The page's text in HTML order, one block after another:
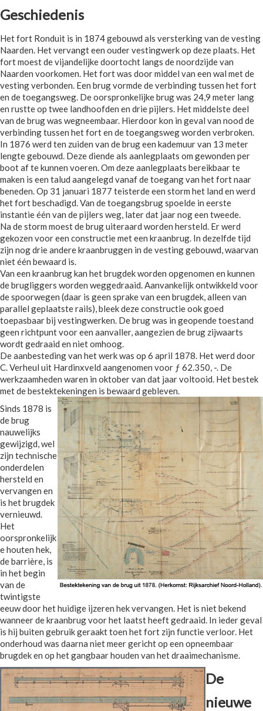
Geschiedenis
Het fort Ronduit is in 1874 gebouwd als versterking van de vesting
Naarden. Het vervangt een ouder vestingwerk op deze plaats. Het
fort moest de vijandelijke doortocht langs de noordzijde van
Naarden voorkomen. Het fort was door middel van een wal met de
vesting verbonden. Een brug vormde de verbinding tussen het fort
en de toegangsweg. De oorspronkelijke brug was 24,9 meter lang
en rustte op twee landhoofden en drie pijlers. Het middelste deel
van de brug was wegneembaar. Hierdoor kon in geval van nood de
verbinding tussen het fort en de toegangsweg worden verbroken.
In 1876 werd ten zuiden van de brug een kademuur van 13 meter
lengte gebouwd. Deze diende als aanlegplaats om gewonden per
boot af te kunnen voeren. Om deze aanlegplaats bereikbaar te
maken is een talud aangelegd vanaf de toegang van het fort naar
beneden. Op 31 januari 1877 teisterde een storm het land en werd
het fort beschadigd. Van de toegangsbrug spoelde in eerste
instantie één van de pijlers weg, later dat jaar nog een tweede.
Na de storm moest de brug uiteraard worden hersteld. Er werd
gekozen voor een constructie met een kraanbrug. In dezelfde tijd
zijn nog drie andere kraanbruggen in de vesting gebouwd, waarvan
niet één bewaard is.
Van een kraanbrug kan het brugdek worden opgenomen en kunnen
de brugliggers worden weggedraaid. Aanvankelijk ontwikkeld voor
de spoorwegen (daar is geen sprake van een brugdek, alleen van
parallel geplaatste rails), bleek deze constructie ook goed
toepasbaar bij vestingwerken. De brug was in geopende toestand
geen richtpunt voor een aanvaller, aangezien de brug zijwaarts
wordt gedraaid en niet omhoog.
De aanbesteding van het werk was op 6 april 1878. Het werd door
C. Verheul uit Hardinxveld aangenomen voor ƒ 62.350, -. De
werkzaamheden waren in oktober van dat jaar voltooid. Het bestek
met de bestektekeningen is bewaard gebleven.
Sinds 1878 is
de brug
nauwelijks
gewijzigd, wel
zijn technische
onderdelen
hersteld en
vervangen en
is het brugdek
vernieuwd.
Het
oorspronkelijk
e houten hek,
de barrière, is
in het begin
van de
twintigste
eeuw door het huidige ijzeren hek vervangen. Het is niet bekend
wanneer de kraanbrug voor het laatst heeft gedraaid. In ieder geval
is hij buiten gebruik geraakt toen het fort zijn functie verloor. Het
onderhoud was daarna niet meer gericht op een opneembaar
brugdek en op het gangbaar houden van het draaimechanisme.
De
nieuwe